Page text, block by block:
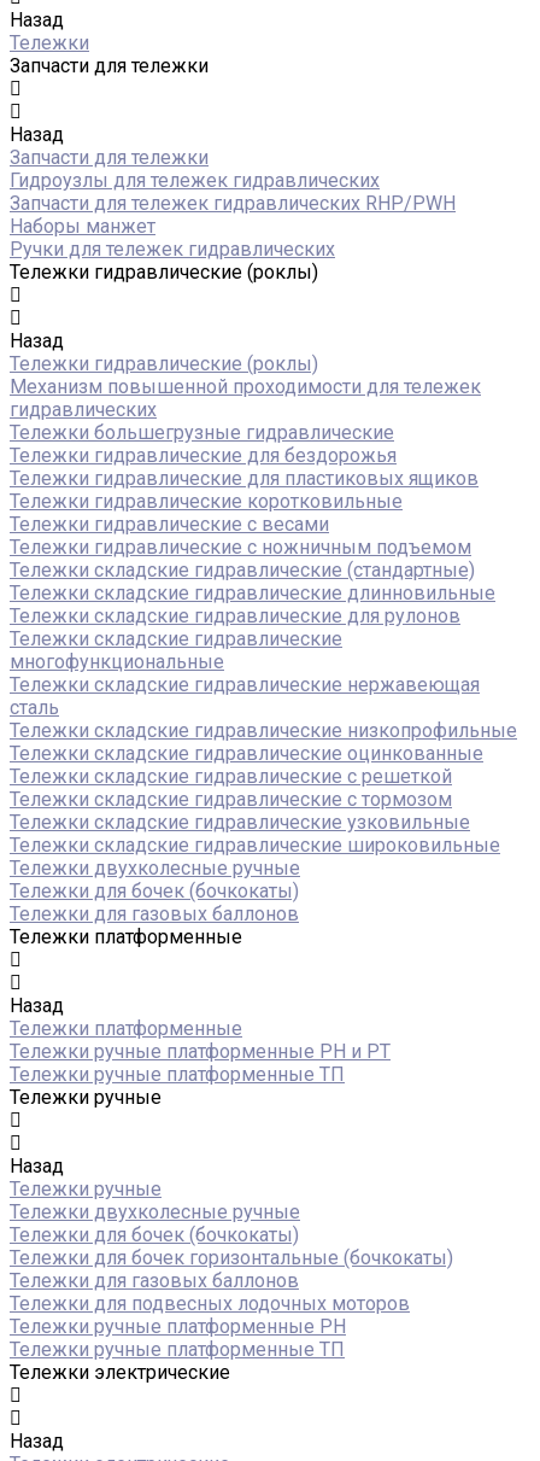
Назад
Тележки
Запчасти для тележки
Назад
Запчасти для тележки
Гидроузлы для тележек гидравлических
Запчасти для тележек гидравлических RHP/PWH
Наборы манжет
Ручки для тележек гидравлических
Тележки гидравлические (роклы)
Назад
Тележки гидравлические (роклы)
Механизм повышенной проходимости для тележек
гидравлических
Тележки большегрузные гидравлические
Тележки гидравлические для бездорожья
Тележки гидравлические для пластиковых ящиков
Тележки гидравлические коротковильные
Тележки гидравлические с весами
Тележки гидравлические с ножничным подъемом
Тележки складские гидравлические (стандартные)
Тележки складские гидравлические длинновильные
Тележки складские гидравлические для рулонов
Тележки складские гидравлические
многофункциональные
Тележки складские гидравлические нержавеющая
сталь
Тележки складские гидравлические низкопрофильные
Тележки складские гидравлические оцинкованные
Тележки складские гидравлические с решеткой
Тележки складские гидравлические с тормозом
Тележки складские гидравлические узковильные
Тележки складские гидравлические широковильные
Тележки двухколесные ручные
Тележки для бочек (бочкокаты)
Тележки для газовых баллонов
Тележки платформенные
Назад
Тележки платформенные
Тележки ручные платформенные PH и PT
Тележки ручные платформенные ТП
Тележки ручные
Назад
Тележки ручные
Тележки двухколесные ручные
Тележки для бочек (бочкокаты)
Тележки для бочек горизонтальные (бочкокаты)
Тележки для газовых баллонов
Тележки для подвесных лодочных моторов
Тележки ручные платформенные PH
Тележки ручные платформенные ТП
Тележки электрические
Назад